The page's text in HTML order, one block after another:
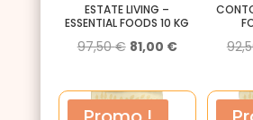
ESTATE LIVING –
ESSENTIAL FOODS 10 KG
97,50€ Le
initial
était :
81,00 €Le
actuel